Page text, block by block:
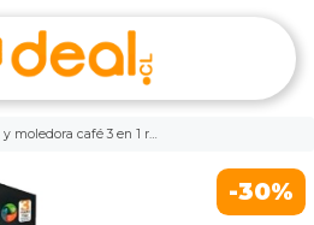
café 3 en 1 raf 350w
-30%